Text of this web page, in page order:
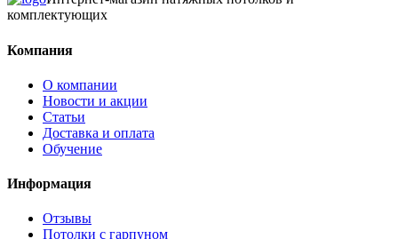
комплектующих
Компания
О компании
Новости и акции
Статьи
Доставка и оплата
Обучение
Информация
Отзывы
Потолки с гарпуном